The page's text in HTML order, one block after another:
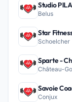
Studio
Belus
Star
Schoelcher
Sparte -
Château-
Savoie
Conjux